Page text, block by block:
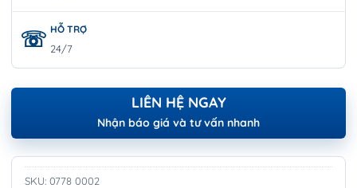
HỖ TRỢ
24/7
LIÊN HỆ NGAY
Nhận báo giá và tư vấn nhanh
SKU: 0778 0002